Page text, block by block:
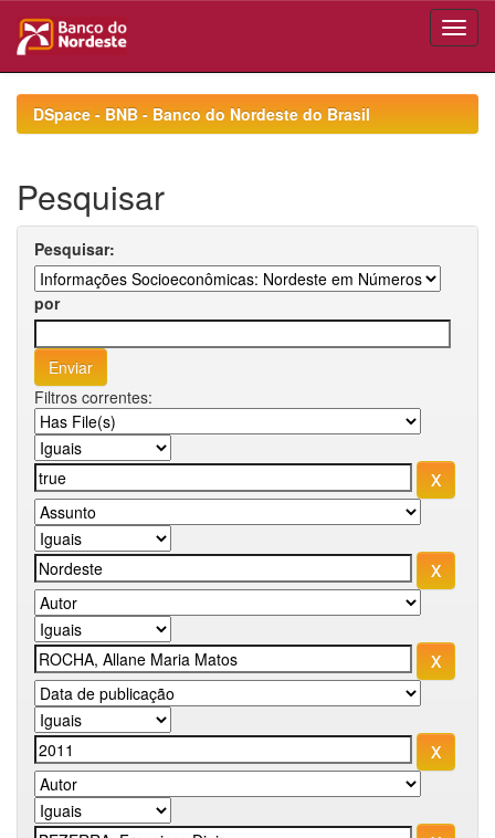
navigationDSpace - BNB - Banco do Nordeste do Brasil
Pesquisar
Pesquisar:
por
Filtros correntes: